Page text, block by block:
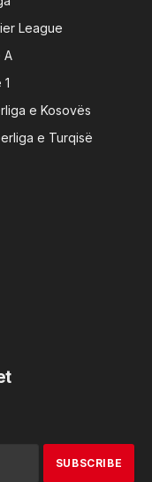
League
A
e Kosovës
e Turqisë